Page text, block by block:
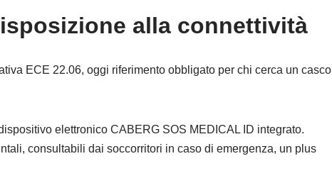
alla connettività
ECE 22.06, oggi riferimento obbligato per chi cerca un casco
elettronico CABERG SOS MEDICAL ID integrato.
consultabili dai soccorritori in caso di emergenza, un plus